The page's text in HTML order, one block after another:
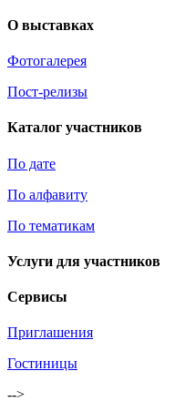
О выставках
Фотогалерея
Пост-релизы
Каталог участников
По дате
По алфавиту
По тематикам
Услуги для участников
Сервисы
Приглашения
Гостиницы
-->